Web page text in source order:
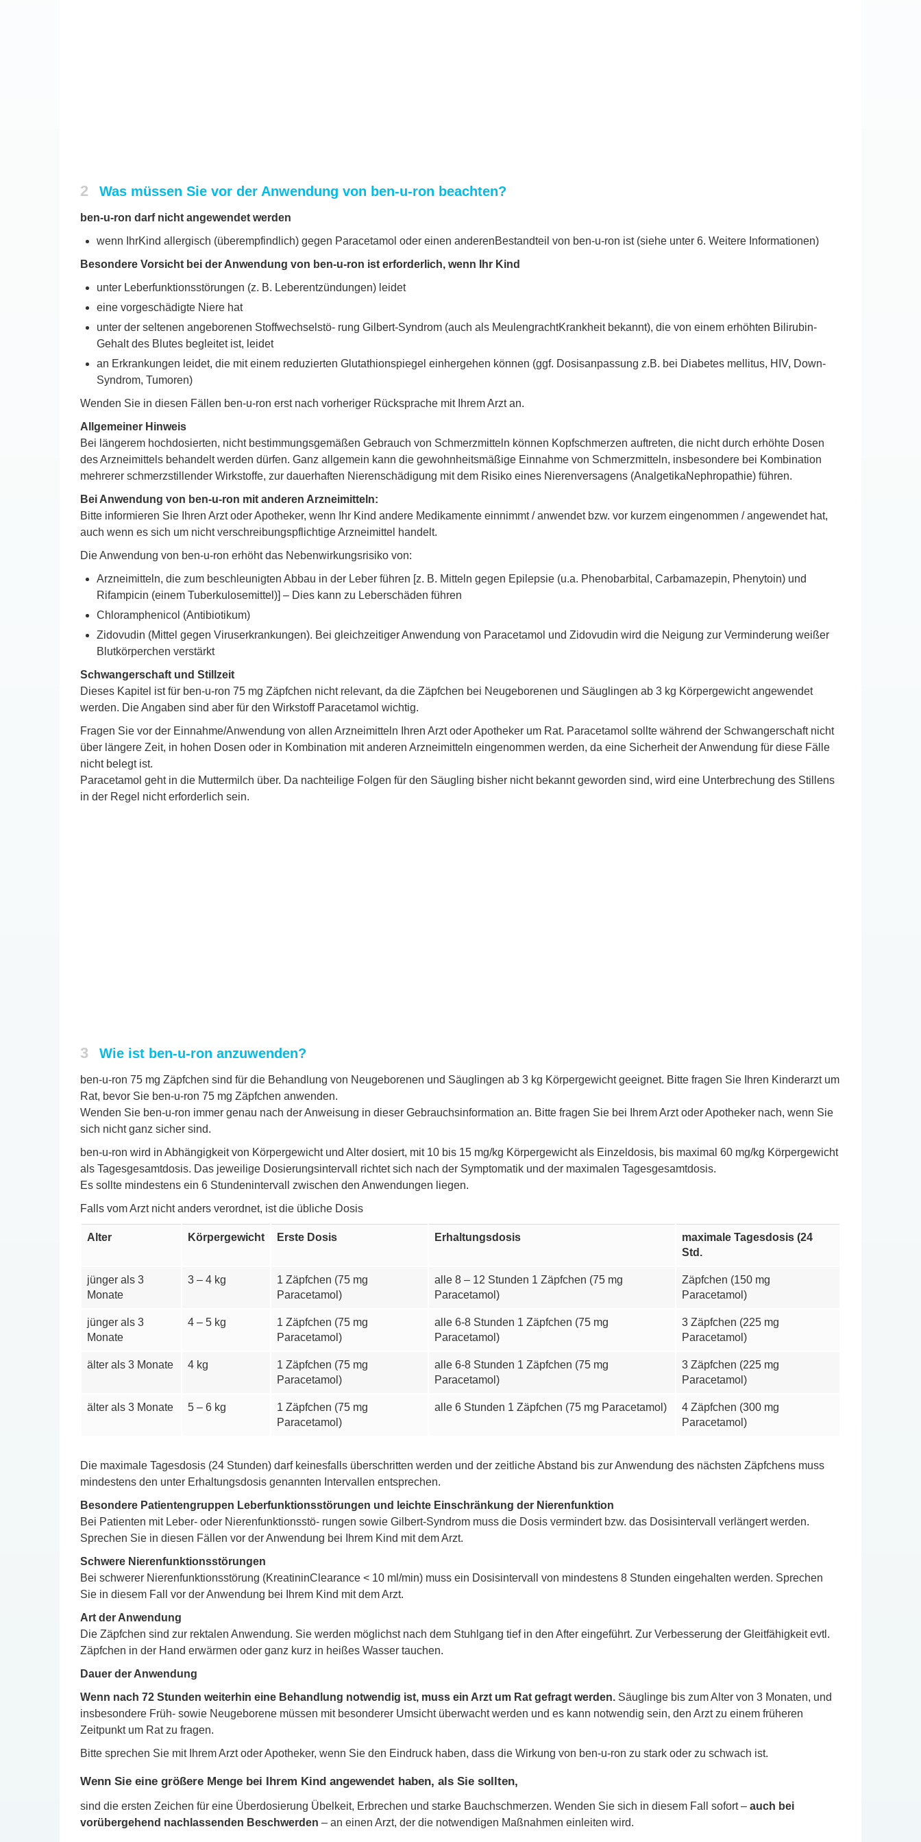
2 Was müssen Sie vor der Anwendung von ben-u-ron beachten?
ben-u-ron darf nicht angewendet werden
wenn IhrKind allergisch (überempfindlich) gegen Paracetamol oder einen anderenBestandteil von ben-u-ron ist (siehe unter 6. Weitere Informationen)
Besondere Vorsicht bei der Anwendung von ben-u-ron ist erforderlich, wenn Ihr Kind
unter Leberfunktionsstörungen (z. B. Leberentzündungen) leidet
eine vorgeschädigte Niere hat
unter der seltenen angeborenen Stoffwechselstö- rung Gilbert-Syndrom (auch als MeulengrachtKrankheit bekannt), die von einem erhöhten Bilirubin-
Gehalt des Blutes begleitet ist, leidet
an Erkrankungen leidet, die mit einem reduzierten Glutathionspiegel einhergehen können (ggf. Dosisanpassung z.B. bei Diabetes mellitus, HIV, Down-
Syndrom, Tumoren)
Wenden Sie in diesen Fällen ben-u-ron erst nach vorheriger Rücksprache mit Ihrem Arzt an.
Allgemeiner Hinweis
Bei längerem hochdosierten, nicht bestimmungsgemäßen Gebrauch von Schmerzmitteln können Kopfschmerzen auftreten, die nicht durch erhöhte Dosen
des Arzneimittels behandelt werden dürfen. Ganz allgemein kann die gewohnheitsmäßige Einnahme von Schmerzmitteln, insbesondere bei Kombination
mehrerer schmerzstillender Wirkstoffe, zur dauerhaften Nierenschädigung mit dem Risiko eines Nierenversagens (AnalgetikaNephropathie) führen.
Bei Anwendung von ben-u-ron mit anderen Arzneimitteln:
Bitte informieren Sie Ihren Arzt oder Apotheker, wenn Ihr Kind andere Medikamente einnimmt / anwendet bzw. vor kurzem eingenommen / angewendet hat,
auch wenn es sich um nicht verschreibungspflichtige Arzneimittel handelt.
Die Anwendung von ben-u-ron erhöht das Nebenwirkungsrisiko von:
Arzneimitteln, die zum beschleunigten Abbau in der Leber führen [z. B. Mitteln gegen Epilepsie (u.a. Phenobarbital, Carbamazepin, Phenytoin) und
Rifampicin (einem Tuberkulosemittel)] – Dies kann zu Leberschäden führen
Chloramphenicol (Antibiotikum)
Zidovudin (Mittel gegen Viruserkrankungen). Bei gleichzeitiger Anwendung von Paracetamol und Zidovudin wird die Neigung zur Verminderung weißer
Blutkörperchen verstärkt
Schwangerschaft und Stillzeit
Dieses Kapitel ist für ben-u-ron 75 mg Zäpfchen nicht relevant, da die Zäpfchen bei Neugeborenen und Säuglingen ab 3 kg Körpergewicht angewendet
werden. Die Angaben sind aber für den Wirkstoff Paracetamol wichtig.
Fragen Sie vor der Einnahme/Anwendung von allen Arzneimitteln Ihren Arzt oder Apotheker um Rat. Paracetamol sollte während der Schwangerschaft nicht
über längere Zeit, in hohen Dosen oder in Kombination mit anderen Arzneimitteln eingenommen werden, da eine Sicherheit der Anwendung für diese Fälle
nicht belegt ist.
Paracetamol geht in die Muttermilch über. Da nachteilige Folgen für den Säugling bisher nicht bekannt geworden sind, wird eine Unterbrechung des Stillens
in der Regel nicht erforderlich sein.
3 Wie ist ben-u-ron anzuwenden?
ben-u-ron 75 mg Zäpfchen sind für die Behandlung von Neugeborenen und Säuglingen ab 3 kg Körpergewicht geeignet. Bitte fragen Sie Ihren Kinderarzt um
Rat, bevor Sie ben-u-ron 75 mg Zäpfchen anwenden.
Wenden Sie ben-u-ron immer genau nach der Anweisung in dieser Gebrauchsinformation an. Bitte fragen Sie bei Ihrem Arzt oder Apotheker nach, wenn Sie
sich nicht ganz sicher sind.
ben-u-ron wird in Abhängigkeit von Körpergewicht und Alter dosiert, mit 10 bis 15 mg/kg Körpergewicht als Einzeldosis, bis maximal 60 mg/kg Körpergewicht
als Tagesgesamtdosis. Das jeweilige Dosierungsintervall richtet sich nach der Symptomatik und der maximalen Tagesgesamtdosis.
Es sollte mindestens ein 6 Stundenintervall zwischen den Anwendungen liegen.
Falls vom Arzt nicht anders verordnet, ist die übliche Dosis
Alter Körpergewicht Erste Dosis Erhaltungsdosis
maximale Tagesdosis (24
Std.
jünger als 3
Monate
3 – 4 kg
1 Zäpfchen (75 mg
Paracetamol)
alle 8 – 12 Stunden 1 Zäpfchen (75 mg
Paracetamol)
Zäpfchen (150 mg
Paracetamol)
jünger als 3
Monate
4 – 5 kg
1 Zäpfchen (75 mg
Paracetamol)
alle 6-8 Stunden 1 Zäpfchen (75 mg
Paracetamol)
3 Zäpfchen (225 mg
Paracetamol)
älter als 3 Monate 4 kg
1 Zäpfchen (75 mg
Paracetamol)
alle 6-8 Stunden 1 Zäpfchen (75 mg
Paracetamol)
3 Zäpfchen (225 mg
Paracetamol)
älter als 3 Monate 5 – 6 kg
1 Zäpfchen (75 mg
Paracetamol)
alle 6 Stunden 1 Zäpfchen (75 mg Paracetamol)
4 Zäpfchen (300 mg
Paracetamol)
Die maximale Tagesdosis (24 Stunden) darf keinesfalls überschritten werden und der zeitliche Abstand bis zur Anwendung des nächsten Zäpfchens muss
mindestens den unter Erhaltungsdosis genannten Intervallen entsprechen.
Besondere Patientengruppen Leberfunktionsstörungen und leichte Einschränkung der Nierenfunktion
Bei Patienten mit Leber- oder Nierenfunktionsstö- rungen sowie Gilbert-Syndrom muss die Dosis vermindert bzw. das Dosisintervall verlängert werden.
Sprechen Sie in diesen Fällen vor der Anwendung bei Ihrem Kind mit dem Arzt.
Schwere Nierenfunktionsstörungen
Bei schwerer Nierenfunktionsstörung (KreatininClearance < 10 ml/min) muss ein Dosisintervall von mindestens 8 Stunden eingehalten werden. Sprechen
Sie in diesem Fall vor der Anwendung bei Ihrem Kind mit dem Arzt.
Art der Anwendung
Die Zäpfchen sind zur rektalen Anwendung. Sie werden möglichst nach dem Stuhlgang tief in den After eingeführt. Zur Verbesserung der Gleitfähigkeit evtl.
Zäpfchen in der Hand erwärmen oder ganz kurz in heißes Wasser tauchen.
Dauer der Anwendung
Wenn nach 72 Stunden weiterhin eine Behandlung notwendig ist, muss ein Arzt um Rat gefragt werden. Säuglinge bis zum Alter von 3 Monaten, und
insbesondere Früh- sowie Neugeborene müssen mit besonderer Umsicht überwacht werden und es kann notwendig sein, den Arzt zu einem früheren
Zeitpunkt um Rat zu fragen.
Bitte sprechen Sie mit Ihrem Arzt oder Apotheker, wenn Sie den Eindruck haben, dass die Wirkung von ben-u-ron zu stark oder zu schwach ist.
Wenn Sie eine größere Menge bei Ihrem Kind angewendet haben, als Sie sollten,
sind die ersten Zeichen für eine Überdosierung Übelkeit, Erbrechen und starke Bauchschmerzen. Wenden Sie sich in diesem Fall sofort – auch bei
vorübergehend nachlassenden Beschwerden – an einen Arzt, der die notwendigen Maßnahmen einleiten wird.